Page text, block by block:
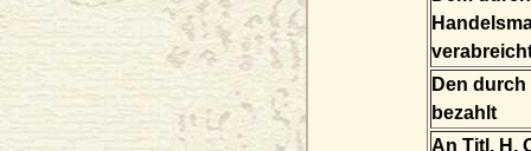
Den
bezahlt
An Titl. H.